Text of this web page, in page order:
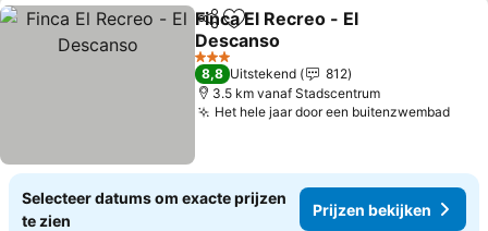
DelenToevoegen aan favorieten
Finca El Recreo - El
Descanso
3 Sterren
8,8 Uitstekend
812
3.5 km vanaf Stadscentrum
Het hele jaar door een buitenzwembad
Selecteer datums om exacte prijzen
te zien
Prijzen bekijken